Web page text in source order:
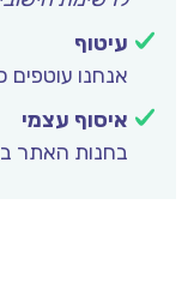
עיטוף
אנחנו עוטפים
איסוף עצמי
בחנות האתר